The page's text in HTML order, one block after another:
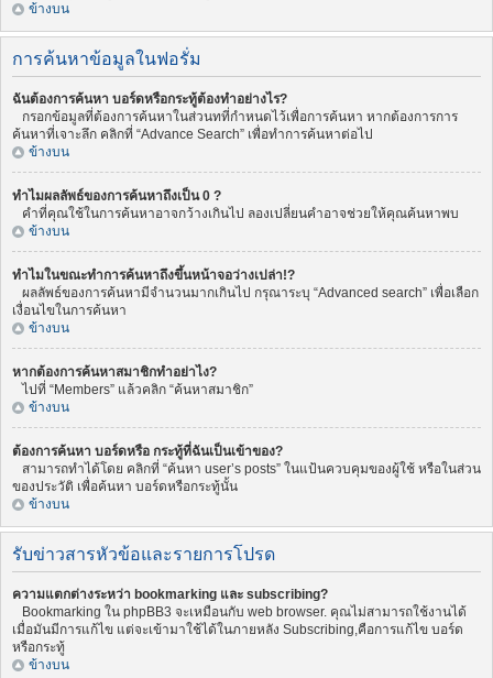
ข้างบน
การค้นหาข้อมูลในฟอรั่ม
ฉันต้องการค้นหา บอร์ดหรือกระทู้ต้องทำอย่างไร?
กรอกข้อมูลที่ต้องการค้นหาในส่วนทที่กำหนดไว้เพื่อการค้นหา หากต้องการการ
ค้นหาที่เจาะลึก คลิกที่ “Advance Search” เพื่อทำการค้นหาต่อไป
ข้างบน
ทำไมผลลัพธ์ของการค้นหาถึงเป็น 0 ?
คำที่คุณใช้ในการค้นหาอาจกว้างเกินไป ลองเปลี่ยนคำอาจช่วยให้คุณค้นหาพบ
ข้างบน
ทำไมในขณะทำการค้นหาถึงขึ้นหน้าจอว่างเปล่า!?
ผลลัพธ์ของการค้นหามีจำนวนมากเกินไป กรุณาระบุ “Advanced search” เพื่อเลือก
เงื่อนไขในการค้นหา
ข้างบน
หากต้องการค้นหาสมาชิกทำอย่าไง?
ไปที่ “Members” แล้วคลิก “ค้นหาสมาชิก”
ข้างบน
ต้องการค้นหา บอร์ดหรือ กระทู้ที่ฉันเป็นเข้าของ?
สามารถทำได้โดย คลิกที่ “ค้นหา user’s posts” ในแป้นควบคุมของผู้ใช้ หรือในส่วน
ของประวัติ เพื่อค้นหา บอร์ดหรือกระทู้นั้น
ข้างบน
รับข่าวสารหัวข้อและรายการโปรด
ความแตกต่างระหว่า bookmarking และ subscribing?
Bookmarking ใน phpBB3 จะเหมือนกับ web browser. คุณไม่สามารถใช้งานได้
เมื่อมันมีการแก้ไข แต่จะเข้ามาใช้ได้ในภายหลัง Subscribing,คือการแก้ไข บอร์ด
หรือกระทู้
ข้างบน